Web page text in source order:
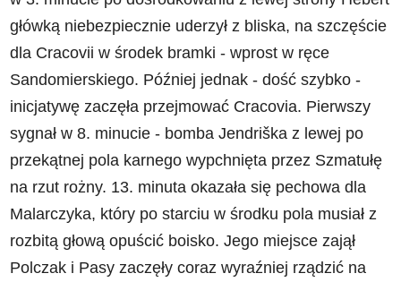
główką niebezpiecznie uderzył z bliska, na szczęście
dla Cracovii w środek bramki - wprost w ręce
Sandomierskiego. Później jednak - dość szybko -
inicjatywę zaczęła przejmować Cracovia. Pierwszy
sygnał w 8. minucie - bomba Jendriška z lewej po
przekątnej pola karnego wypchnięta przez Szmatułę
na rzut rożny. 13. minuta okazała się pechowa dla
Malarczyka, który po starciu w środku pola musiał z
rozbitą głową opuścić boisko. Jego miejsce zajął
Polczak i Pasy zaczęły coraz wyraźniej rządzić na